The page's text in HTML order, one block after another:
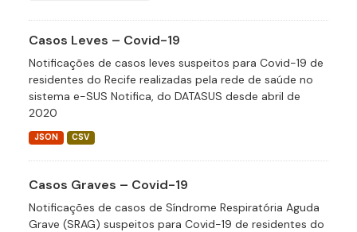
Casos Leves – Covid-19
Notificações de casos leves suspeitos para Covid-19 de
residentes do Recife realizadas pela rede de saúde no
sistema e-SUS Notifica, do DATASUS desde abril de
2020
JSON CSV
Casos Graves – Covid-19
Notificações de casos de Síndrome Respiratória Aguda
Grave (SRAG) suspeitos para Covid-19 de residentes do